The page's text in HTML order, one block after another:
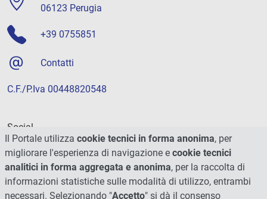
06123 Perugia
+39 0755851
Contatti
C.F./P.Iva 00448820548
Social
Il Portale utilizza cookie tecnici in forma anonima, per
migliorare l'esperienza di navigazione e cookie tecnici
analitici in forma aggregata e anonima, per la raccolta di
informazioni statistiche sulle modalità di utilizzo, entrambi
necessari. Selezionando "Accetto" si dà il consenso